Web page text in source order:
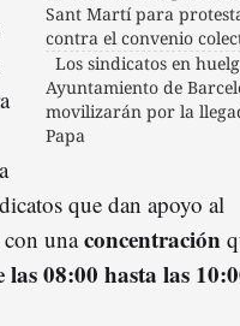
Sant Martí para
contra el convenio
Los sindicatos en
Ayuntamiento de
movilizarán por la
Papa
que dan apoyo al
unaconcentración
las 08:00 hasta las